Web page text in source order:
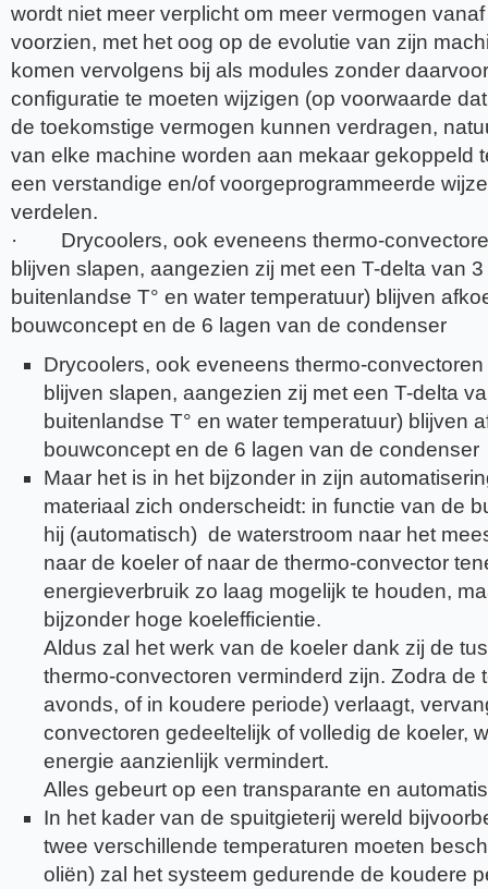
wordt niet meer verplicht om meer vermogen
voorzien, met het oog op de evolutie van zijn
komen vervolgens bij als modules zonder
configuratie te moeten wijzigen (op voorwaarde
de toekomstige vermogen kunnen verdragen,
van elke machine worden aan mekaar gekoppeld
een verstandige en/of voorgeprogrammeerde
verdelen.
· Drycoolers, ook eveneens thermo-
blijven slapen, aangezien zij met een T-delta van
buitenlandse T° en water temperatuur) blijven
bouwconcept en de 6 lagen van de condenser
Drycoolers, ook eveneens thermo-
blijven slapen, aangezien zij met een T-delta
buitenlandse T° en water temperatuur) blijven
bouwconcept en de 6 lagen van de condenser
Maar het is in het bijzonder in zijn
materiaal zich onderscheidt: in functie van de
hij (automatisch) de waterstroom naar het
naar de koeler of naar de thermo-convector
energieverbruik zo laag mogelijk te houden,
bijzonder hoge koelefficientie.
Aldus zal het werk van de koeler dank zij de
thermo-convectoren verminderd zijn. Zodra de
avonds, of in koudere periode) verlaagt,
convectoren gedeeltelijk of volledig de koeler,
energie aanzienlijk vermindert.
Alles gebeurt op een transparante en
In het kader van de spuitgieterij wereld
twee verschillende temperaturen moeten
oliën) zal het systeem gedurende de koudere